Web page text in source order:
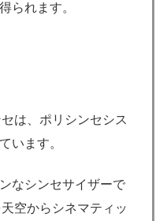
られます。
は、ポリシンセシス
います。
なシンセサイザーで
空からシネマティッ